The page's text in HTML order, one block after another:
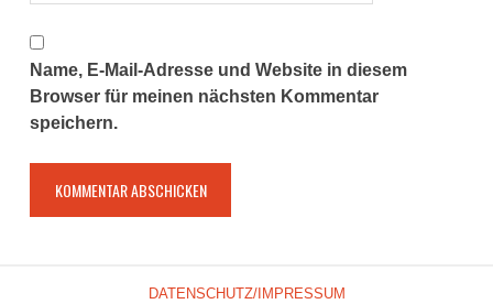
Name, E-Mail-Adresse und Website in diesem
Browser für meinen nächsten Kommentar
speichern.
DATENSCHUTZ/IMPRESSUM